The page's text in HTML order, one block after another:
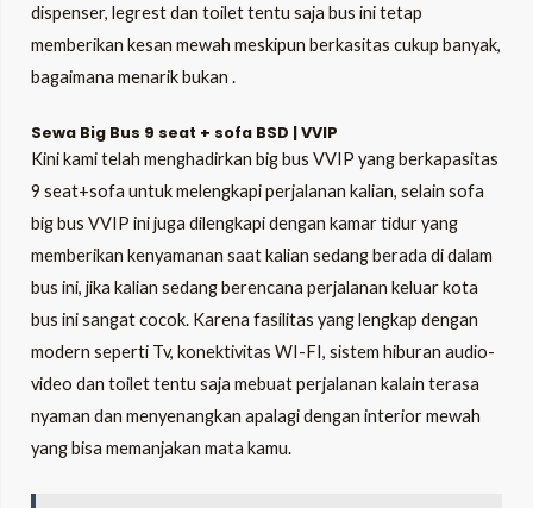
dispenser, legrest dan toilet tentu saja bus ini tetap
memberikan kesan mewah meskipun berkasitas cukup banyak,
bagaimana menarik bukan .
Sewa Big Bus 9 seat + sofa BSD | VVIP
Kini kami telah menghadirkan big bus VVIP yang berkapasitas
9 seat+sofa untuk melengkapi perjalanan kalian, selain sofa
big bus VVIP ini juga dilengkapi dengan kamar tidur yang
memberikan kenyamanan saat kalian sedang berada di dalam
bus ini, jika kalian sedang berencana perjalanan keluar kota
bus ini sangat cocok. Karena fasilitas yang lengkap dengan
modern seperti Tv, konektivitas WI-FI, sistem hiburan audio-
video dan toilet tentu saja mebuat perjalanan kalain terasa
nyaman dan menyenangkan apalagi dengan interior mewah
yang bisa memanjakan mata kamu.